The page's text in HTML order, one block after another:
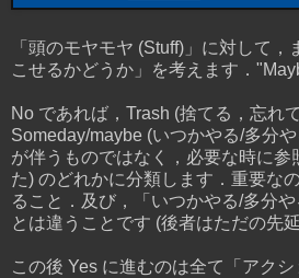
「頭のモヤモヤ (Stuff)」に対して
こせるかどうか」を考えます．
No であれば，Trash (捨てる，忘れ
Someday/maybe (いつかやる/多分
が伴うものではなく，必要な時に参
た) のどれかに分類します．重要な
ること．及び，「いつかやる/多分や
とは違うことです (後者はただの先
この後 Yes に進むのは全て「アクシ